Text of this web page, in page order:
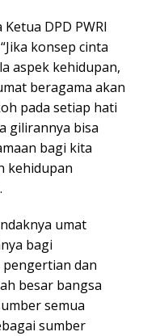
DPD PWRI
konsep cinta
aspek kehidupan,
beragama akan
pada setiap hati
gilirannya bisa
bagi kita
kehidupan
umat
bagi
dan
besar bangsa
semua
sumber